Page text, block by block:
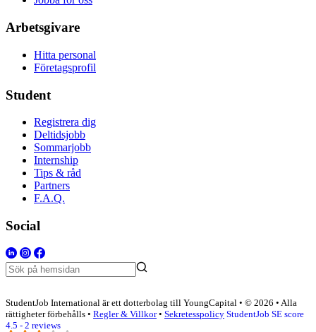
Arbetsgivare
Hitta personal
Företagsprofil
Student
Registrera dig
Deltidsjobb
Sommarjobb
Internship
Tips & råd
Partners
F.A.Q.
Social
StudentJob International är ett dotterbolag till YoungCapital • © 2026 • Alla
rättigheter förbehålls • Regler & Villkor• Sekretesspolicy StudentJob SE score
4.5 - 2 reviews